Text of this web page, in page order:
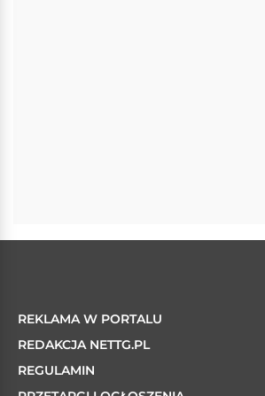
REKLAMA W PORTALU
REDAKCJA NETTG.PL
REGULAMIN